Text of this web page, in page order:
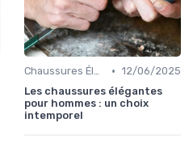
Chaussures Élégantes et de Cérémonie • 12/06/2025
Les chaussures élégantes
pour hommes : un choix
intemporel